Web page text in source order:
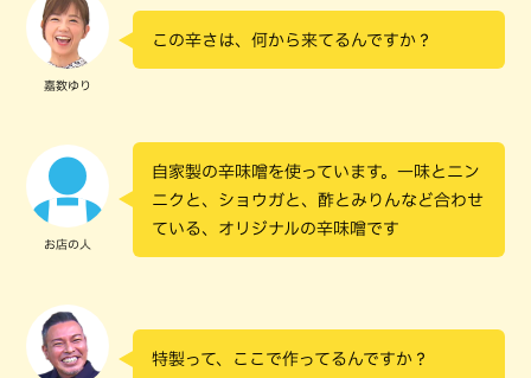
嘉数ゆり
この辛さは、何から来てるんですか？
お店の人
自家製の辛味噌を使っています。一味とニン
ニクと、ショウガと、酢とみりんなど合わせ
ている、オリジナルの辛味噌です
特製って、ここで作ってるんですか？